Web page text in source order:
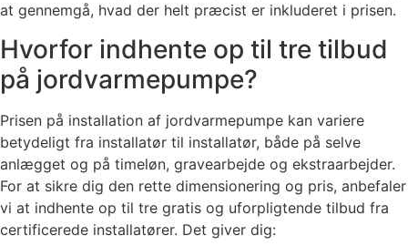
at gennemgå, hvad der helt præcist er inkluderet i prisen.
Hvorfor indhente op til tre tilbud
på jordvarmepumpe?
Prisen på installation af jordvarmepumpe kan variere
betydeligt fra installatør til installatør, både på selve
anlægget og på timeløn, gravearbejde og ekstraarbejder.
For at sikre dig den rette dimensionering og pris, anbefaler
vi at indhente op til tre gratis og uforpligtende tilbud fra
certificerede installatører. Det giver dig: